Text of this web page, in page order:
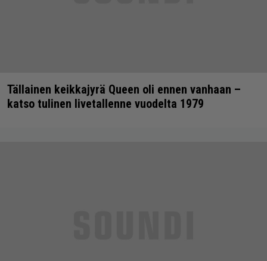
Tällainen keikkajyrä Queen oli ennen vanhaan –
katso tulinen livetallenne vuodelta 1979